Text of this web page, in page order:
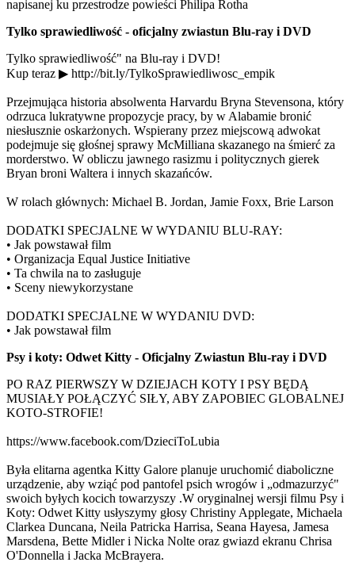
napisanej ku przestrodze powieści Philipa Rotha
Tylko sprawiedliwość - oficjalny zwiastun Blu-ray i DVD
Tylko sprawiedliwość" na Blu-ray i DVD!
Kup teraz ▶ http://bit.ly/TylkoSprawiedliwosc_empik
Przejmująca historia absolwenta Harvardu Bryna Stevensona, który
odrzuca lukratywne propozycje pracy, by w Alabamie bronić
niesłusznie oskarżonych. Wspierany przez miejscową adwokat
podejmuje się głośnej sprawy McMilliana skazanego na śmierć za
morderstwo. W obliczu jawnego rasizmu i politycznych gierek
Bryan broni Waltera i innych skazańców.
W rolach głównych: Michael B. Jordan, Jamie Foxx, Brie Larson
DODATKI SPECJALNE W WYDANIU BLU-RAY:
• Jak powstawał film
• Organizacja Equal Justice Initiative
• Ta chwila na to zasługuje
• Sceny niewykorzystane
DODATKI SPECJALNE W WYDANIU DVD:
• Jak powstawał film
Psy i koty: Odwet Kitty - Oficjalny Zwiastun Blu-ray i DVD
PO RAZ PIERWSZY W DZIEJACH KOTY I PSY BĘDĄ
MUSIAŁY POŁĄCZYĆ SIŁY, ABY ZAPOBIEC GLOBALNEJ
KOTO-STROFIE!
https://www.facebook.com/DzieciToLubia
Była elitarna agentka Kitty Galore planuje uruchomić diaboliczne
urządzenie, aby wziąć pod pantofel psich wrogów i „odmazurzyć"
swoich byłych kocich towarzyszy .W oryginalnej wersji filmu Psy i
Koty: Odwet Kitty usłyszymy głosy Christiny Applegate, Michaela
Clarkea Duncana, Neila Patricka Harrisa, Seana Hayesa, Jamesa
Marsdena, Bette Midler i Nicka Nolte oraz gwiazd ekranu Chrisa
O'Donnella i Jacka McBrayera.